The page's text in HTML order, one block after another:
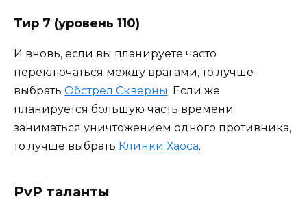
Тир 7 (уровень 110)
И вновь, если вы планируете часто
переключаться между врагами, то лучше
выбрать Обстрел Скверны. Если же
планируется большую часть времени
заниматься уничтожением одного противника,
то лучше выбрать Клинки Хаоса.
PvP таланты